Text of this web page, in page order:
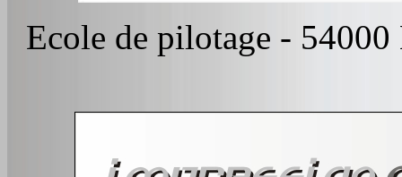
Ecole de pilotage -